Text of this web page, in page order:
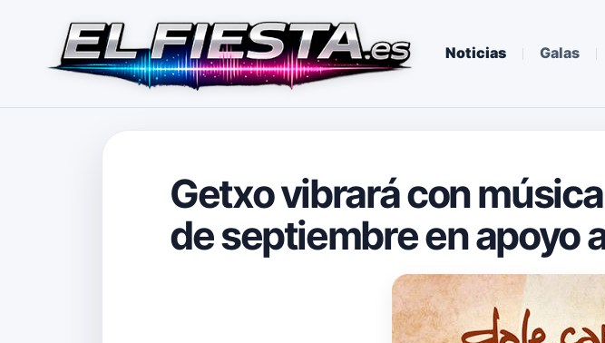
Noticias Galas
Getxo vibrará con
de septiembre en apoyo